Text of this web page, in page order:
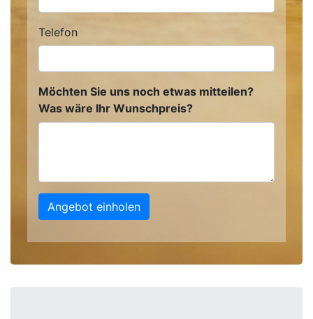
Telefon
Möchten Sie uns noch etwas mitteilen?
Was wäre Ihr Wunschpreis?
Angebot einholen